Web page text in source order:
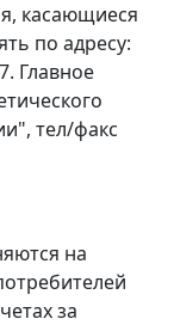
касающиеся
по адресу:
Главное
тел/факс
на
за